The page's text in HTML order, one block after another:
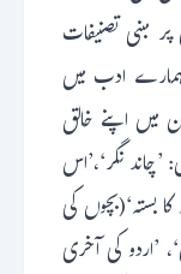
مبنی تصنیفات
ہمارے ادب میں
انشالندن میں اپنے خالق
نگر‘،’اس
بستہ‘(بچوں کی
’اردو کی آخری